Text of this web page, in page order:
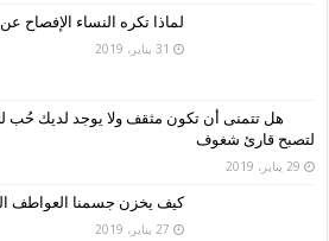
لماذا تكره النساء الإفصاح
31 يناير، 2019
هل تتمنى أن تكون مثقف ولا يوجد لديك حُب
لتصبح قارئ شغوف
29 يناير، 2019
كيف يخزن جسمنا العواطف
27 يناير، 2019